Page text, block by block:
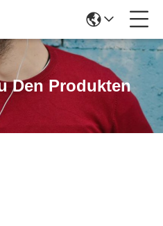
Den Produkten